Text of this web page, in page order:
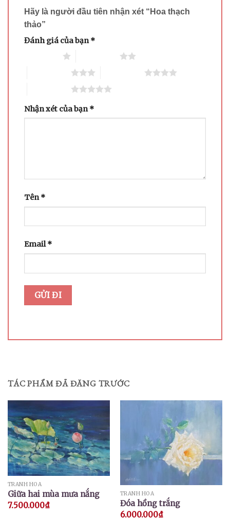
Hãy là người đầu tiên nhận xét “Hoa thạch
thảo”
Đánh giá của bạn*
Nhận xét của bạn *
Tên*
Email*
TÁC PHẨM ĐÃ ĐĂNG TRƯỚC
TRANH HOA
Giữa hai mùa mưa nắng
7.500.000₫
TRANH HOA
Đóa hồng trắng
6.000.000₫